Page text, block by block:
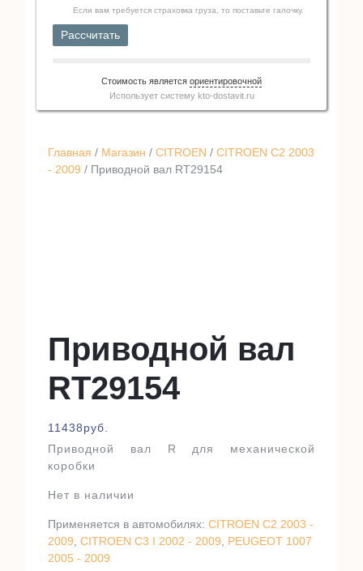
Главная / Магазин / CITROEN / CITROEN C2 2003
- 2009 / Приводной вал RT29154
Приводной вал
RT29154
11438руб.
Приводной вал R для механической
коробки
Нет в наличии
Применяется в автомобилях: CITROEN C2 2003 -
2009 CITROEN C3 I 2002 - 2009
PEUGEOT 1007
2005 - 2009
Если вам требуется страховка груза, то поставьте галочку.
Рассчитать
Стоимость является ориентировочной
Использует систему kto-dostavit.ru